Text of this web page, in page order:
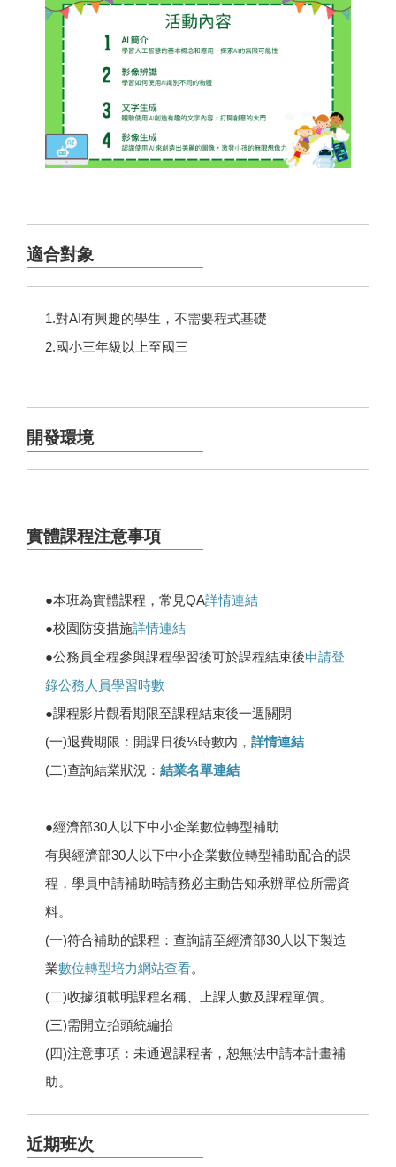
適合對象
1.對AI有興趣的學生，不需要程式基礎
2.國小三年級以上至國三
開發環境
實體課程注意事項
●本班為實體課程，常見QA詳情連結
●校園防疫措施詳情連結
●公務員全程參與課程學習後可於課程結束後申請登
錄公務人員學習時數
●課程影片觀看期限至課程結束後一週關閉
(一)退費期限：開課日後⅓時數內， 詳情連結
(二)查詢結業狀況： 結業名單連結
●經濟部30人以下中小企業數位轉型補助
有與經濟部30人以下中小企業數位轉型補助配合的課
程，學員申請補助時請務必主動告知承辦單位所需資
料。
(一)符合補助的課程：查詢請至經濟部30人以下製造
業數位轉型培力網站查看。
(二)收據須載明課程名稱、上課人數及課程單價。
(三)需開立抬頭統編抬
(四)注意事項：未通過課程者，恕無法申請本計畫補
助。
近期班次